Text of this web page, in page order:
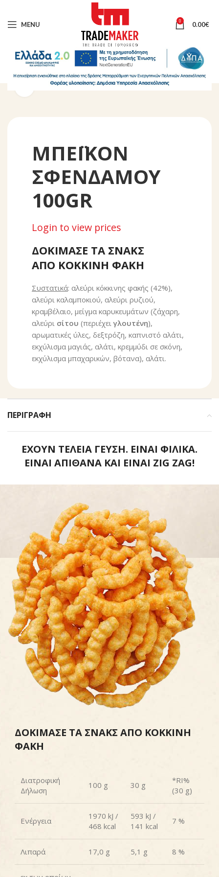
MENU 0 0.00€
Click to enlarge
ΜΠΕΪΚΟΝ
ΣΦΕΝΔΑΜΟΥ
100GR
Login to view prices
ΔΟΚΙΜΑΣΕ ΤΑ ΣΝΑΚΣ
ΑΠΟ ΚΟΚΚΙΝΗ ΦΑΚΗ
Συστατικά: αλεύρι κόκκινης φακής (42%),
αλεύρι καλαμποκιού, αλεύρι ρυζιού,
κραμβέλαιο, μείγμα καρυκευμάτων (ζάχαρη,
αλεύρι σίτου (περιέχειγλουτένη),
αρωματικές ύλες, δεξτρόζη, καπνιστό αλάτι,
εκχύλισμα μαγιάς, αλάτι, κρεμμύδι σε σκόνη,
εκχύλισμα μπαχαρικών, βότανα), αλάτι.
ΠΕΡΙΓΡΑΦΉ
ΕΧΟΥΝ ΤΕΛΕΙΑ ΓΕΥΣΗ. ΕΙΝΑΙ ΦΙΛΙΚΑ.
ΕΙΝΑΙ ΑΠΙΘΑΝΑ ΚΑΙ ΕΙΝΑΙ ZIG ZAG!
ΔΟΚΙΜΑΣΕ ΤΑ ΣΝΑΚΣ ΑΠΟ ΚΟΚΚΙΝΗ
ΦΑΚΗ
Διατροφική
Δήλωση
100 g 30 g
*RI%
(30 g)
Ενέργεια
1970 kJ /
468 kcal
593 kJ /
141 kcal
7 %
Λιπαρά 17,0 g 5,1 g 8 %